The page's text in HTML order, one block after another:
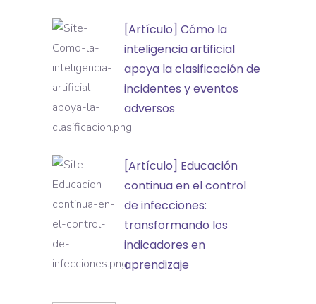
[Artículo]
Cómo
la
inteligencia
artificial
apoya
clasificación
de
incidentes
y
eventos
adversos
[Artículo] Cómo la
inteligencia artificial
apoya la clasificación de
incidentes y eventos
adversos
[Artículo]
Educación
continua
en
el
control
[Artículo] Educación
continua en el control
de infecciones:
transformando los
indicadores en
aprendizaje